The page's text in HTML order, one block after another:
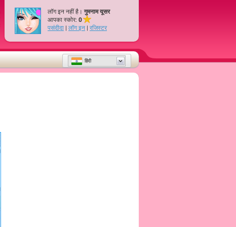
लॉग इन नहीं है। गुमनाम यूसर
आपका स्कोर: 0
पसंदीदा | लॉग इन | रजिस्टर
हिंदी